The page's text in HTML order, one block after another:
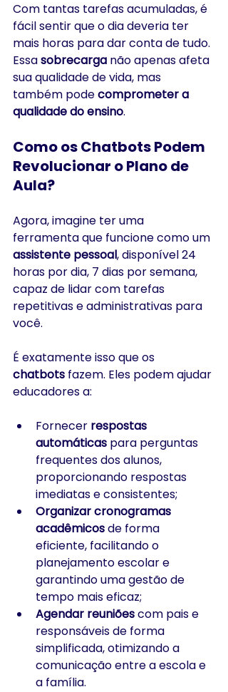
Com tantas tarefas acumuladas, é
fácil sentir que o dia deveria ter
mais horas para dar conta de tudo.
Essa sobrecarga não apenas afeta
sua qualidade de vida, mas
também pode comprometer a
qualidade do ensino.
Como os Chatbots Podem
Revolucionar o Plano de
Aula?
Agora, imagine ter uma
ferramenta que funcione como um
assistente pessoal, disponível 24
horas por dia, 7 dias por semana,
capaz de lidar com tarefas
repetitivas e administrativas para
você.
É exatamente isso que os
chatbots fazem. Eles podem ajudar
educadores a:
Fornecer respostas
automáticas para perguntas
frequentes dos alunos,
proporcionando respostas
imediatas e consistentes;
Organizar cronogramas
acadêmicos de forma
eficiente, facilitando o
planejamento escolar e
garantindo uma gestão de
tempo mais eficaz;
Agendar reuniões com pais e
responsáveis de forma
simplificada, otimizando a
comunicação entre a escola e
a família.